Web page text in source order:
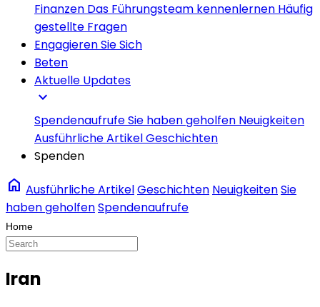
Finanzen Das Führungsteam kennenlernen Häufig
gestellte Fragen
Engagieren Sie Sich
Beten
Aktuelle Updates
expand_more
SpendenaufrufeSie haben geholfen Neuigkeiten
Ausführliche ArtikelGeschichten
Spenden
home Ausführliche ArtikelGeschichten NeuigkeitenSie
haben geholfenSpendenaufrufe
Iran